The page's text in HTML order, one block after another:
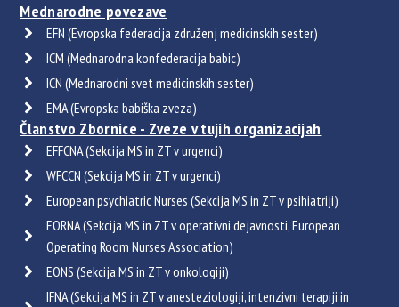
Mednarodne povezave
EFN (Evropska federacija združenj medicinskih sester)
ICM (Mednarodna konfederacija babic)
ICN (Mednarodni svet medicinskih sester)
EMA (Evropska babiška zveza)
Članstvo Zbornice - Zveze v tujih organizacijah
EFFCNA (Sekcija MS in ZT v urgenci)
WFCCN (Sekcija MS in ZT v urgenci)
European psychiatric Nurses (Sekcija MS in ZT v psihiatriji)
EORNA (Sekcija MS in ZT v operativni dejavnosti, European
Operating Room Nurses Association)
EONS (Sekcija MS in ZT v onkologiji)
IFNA (Sekcija MS in ZT v anesteziologiji, intenzivni terapiji in